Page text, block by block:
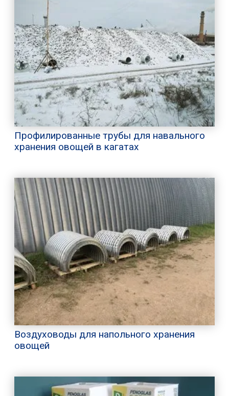
Профилированные трубы для навального
хранения овощей в кагатах
Воздуховоды для напольного хранения
овощей